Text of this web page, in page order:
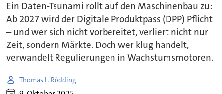
Ein Daten-Tsunami rollt auf den Maschinenbau zu:
Ab 2027 wird der Digitale Produktpass (DPP) Pflicht
– und wer sich nicht vorbereitet, verliert nicht nur
Zeit, sondern Märkte. Doch wer klug handelt,
verwandelt Regulierungen in Wachstumsmotoren.
Thomas L. Rödding